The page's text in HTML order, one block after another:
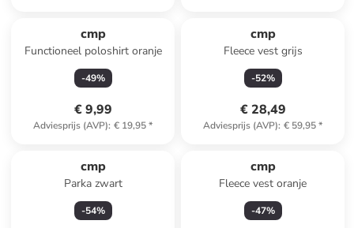
cmp
Functioneel poloshirt oranje
-49%
€ 9,99
Adviesprijs (AVP): € 19,95*
cmp
Fleece vest grijs
-52%
€ 28,49
Adviesprijs (AVP): € 59,95*
cmp
Parka zwart
-54%
cmp
Fleece vest oranje
-47%